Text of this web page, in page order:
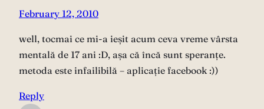
February 12, 2010
well, tocmai ce mi-a ieșit acum ceva vreme vârsta
mentală de 17 ani :D, așa că încă sunt speranțe.
metoda este infailibilă – aplicație facebook :))
Reply